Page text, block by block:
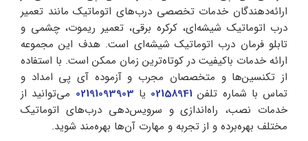
ارائه‌دهندگان خدمات تخصصی درب‌های اتوماتیک مانند تعمیر
درب اتوماتیک شیشه‌ای، کرکره برقی، تعمیر ریموت، چشمی و
تابلو فرمان درب اتوماتیک شیشه‌ای است. هدف این مجموعه
ارائه خدمات با‌کیفیت در کوتاه‌ترین زمان ممکن است. با استفاده
از تکنسین‌ها و متخصصان مجرب و آزموده آی پی امداد و
تماس با شماره تلفن 02158941 یا 02191093903 می‌توانید از
خدمات نصب، راه‌اندازی و سرویس‌دهی درب‌های اتوماتیک
مختلف بهره‌برده و از تجربه و مهارت آن‌ها بهره‌مند شوید.